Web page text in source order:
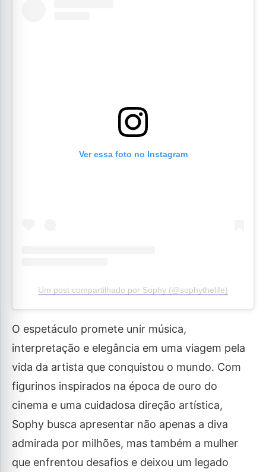
Ver essa foto no Instagram
Um post compartilhado por Sophy (@sophythelife)
O espetáculo promete unir música,
interpretação e elegância em uma viagem pela
vida da artista que conquistou o mundo. Com
figurinos inspirados na época de ouro do
cinema e uma cuidadosa direção artística,
Sophy busca apresentar não apenas a diva
admirada por milhões, mas também a mulher
que enfrentou desafios e deixou um legado